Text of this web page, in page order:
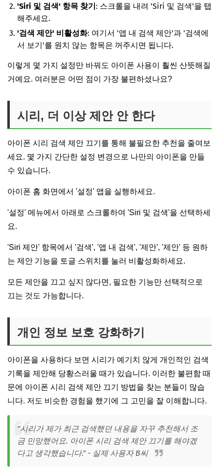
'Siri 및 검색' 항목 찾기: 스크롤을 내려 'Siri 및 검색'을 탭
해주세요.
'검색 제안' 비활성화: 여기서 '앱 내 검색 제안'과 '검색에
서 보기'를 원치 않는 항목은 꺼주시면 됩니다.
이렇게 몇 가지 설정만 바꿔도 아이폰 사용이 훨씬 산뜻해질
거예요. 여러분은 어떤 점이 가장 불편하셨나요?
시리, 더 이상 제안 안 한다
아이폰 시리 검색 제안 끄기를 통해 불필요한 추천을 줄여보
세요. 몇 가지 간단한 설정 변경으로 나만의 아이폰을 만들
수 있습니다.
아이폰 홈 화면에서 '설정' 앱을 실행하세요.
'설정' 메뉴에서 아래로 스크롤하여 'Siri 및 검색'을 선택하세
요.
'Siri 제안' 항목에서 '검색', '앱 내 검색', '제안', '제안' 등 원하
는 제안 기능을 토글 스위치를 눌러 비활성화하세요.
모든 제안을 끄고 싶지 않다면, 필요한 기능만 선택적으로
끄는 것도 가능합니다.
개인 정보 보호 강화하기
아이폰을 사용하다 보면 시리가 예기치 않게 개인적인 검색
기록을 제안해 당황스러울 때가 있습니다. 이러한 불편함 때
문에 아이폰 시리 검색 제안 끄기 방법을 찾는 분들이 많습
니다. 저도 비슷한 경험을 했기에 그 고민을 잘 이해합니다.
"시리가 제가 최근 검색했던 내용을 자꾸 추천해서 조
금 민망했어요. 아이폰 시리 검색 제안 끄기를 해야겠
다고 생각했습니다." - 실제 사용자 B씨